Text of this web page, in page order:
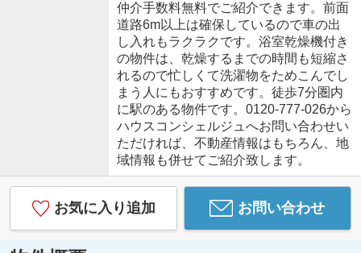
仲介手数料無料でご紹介できます。前面
道路6m以上は確保しているので車の出
し入れもラクラクです。浴室乾燥機付き
の物件は、乾燥するまでの時間も短縮さ
れるので忙しくて洗濯物をためこんでし
まう人にもおすすめです。徒歩7分圏内
に駅のある物件です。0120-777-026から
ハウスコンシェルジュへお問い合わせい
ただければ、不動産情報はもちろん、地
域情報も併せてご紹介致します。
お気に入り追加 お問い合わせ